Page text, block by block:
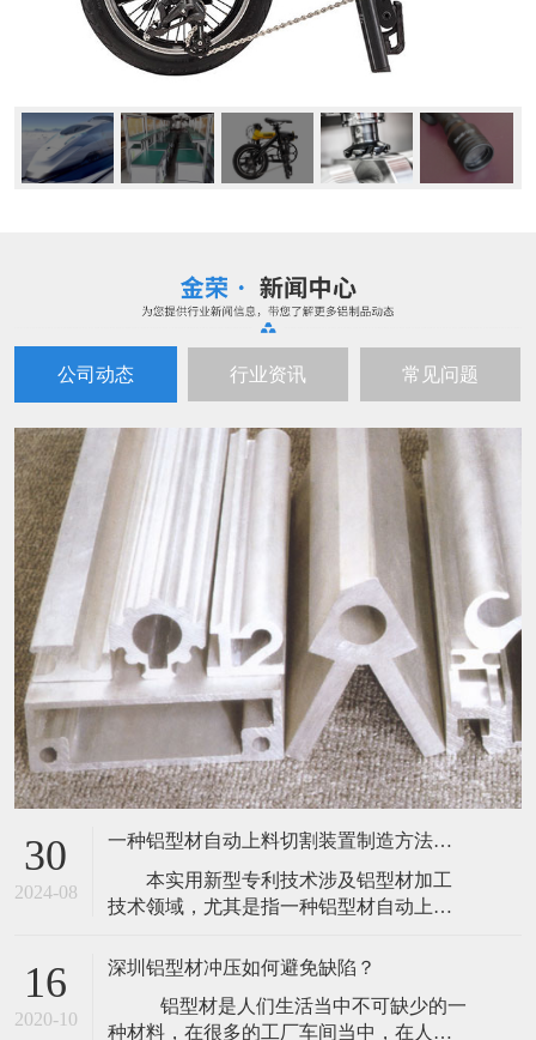
公司动态 行业资讯 常见问题
30
2024-08
一种铝型材自动上料切割装置制造方法及图纸
本实用新型专利技术涉及铝型材加工
技术领域，尤其是指一种铝型材自动上料
切割装置，包括机台、上料箱、推动气
缸、传动带、驱动电机和切割机构，所述
切割机构包括切割刀、支架和驱动器，所
述支架上设置有外壳，所述切割机构安装
于所述外壳内，所述外壳下端设置有进出
口，所述切割机构下方设置有吸尘机构，
所述吸尘机构安
16
2020-10
深圳铝型材冲压如何避免缺陷？
​ 铝型材是人们生活当中不可缺少的一
种材料，在很多的工厂车间当中，在人们
的家庭设备当中，工业铝型材都占据着非
常重要的地位。而工业铝型材是一种质地
较软的材料，所以在冲压生产的时候就会
很容易出现被损伤的现象，那么深圳铝型
材冲压如何避免缺陷？以下几点：
16
2020-10
东莞铝型材有哪些处理的？
​东莞铝型材有哪些处理的？
1、阳极氧化铝材 2、电泳
16
2020-10
东莞铝型材选购注意事项？
​选购及使用铝合金建筑型材产品时，一般
东莞铝型材该注意以下几点：